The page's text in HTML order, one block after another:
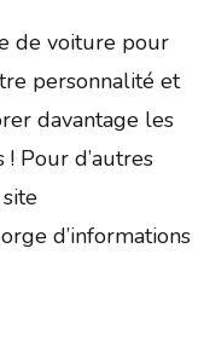
de voiture pour
personnalité et
davantage les
Pour d’autres
d’informations